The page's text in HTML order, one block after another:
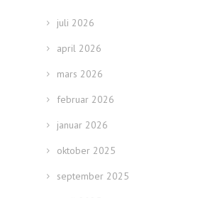
juli 2026
april 2026
mars 2026
februar 2026
januar 2026
oktober 2025
september 2025